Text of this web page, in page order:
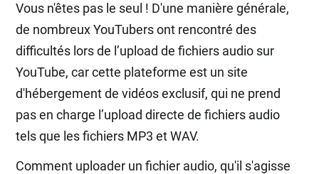
Vous n'êtes pas le seul ! D'une manière générale,
de nombreux YouTubers ont rencontré des
difficultés lors de l’upload de fichiers audio sur
YouTube, car cette plateforme est un site
d'hébergement de vidéos exclusif, qui ne prend
pas en charge l’upload directe de fichiers audio
tels que les fichiers MP3 et WAV.
Comment uploader un fichier audio, qu'il s'agisse